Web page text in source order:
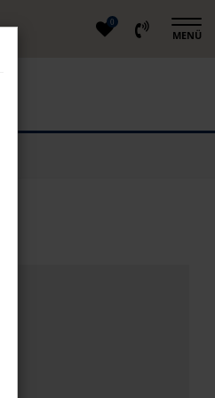
0
MENÜ